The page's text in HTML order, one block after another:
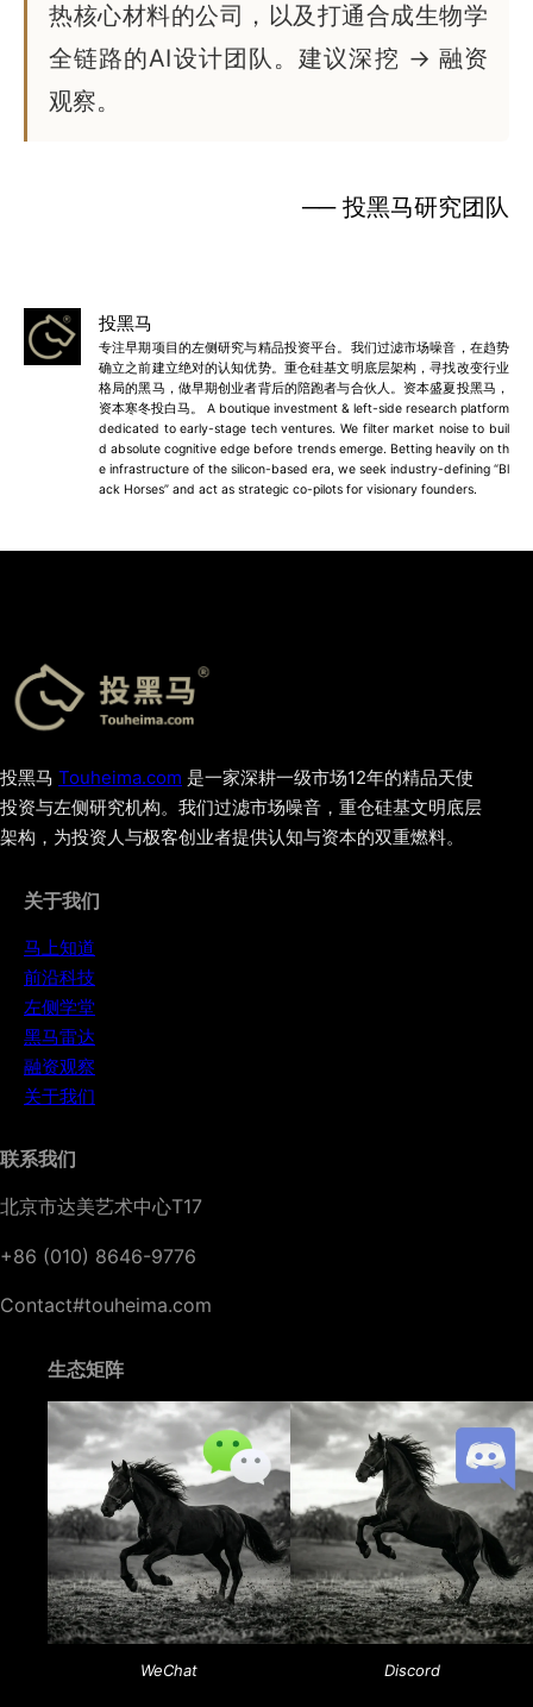
热核心材料的公司，以及打通合成生物学
全链路的AI设计团队。建议深挖 -> 融资
观察。
── 投黑马研究团队
投黑马
专注早期项目的左侧研究与精品投资平台。我们过滤市场噪音，在趋势
确立之前建立绝对的认知优势。重仓硅基文明底层架构，寻找改变行业
格局的黑马，做早期创业者背后的陪跑者与合伙人。资本盛夏投黑马，
资本寒冬投白马。 A boutique investment & left-side research platform
dedicated to early-stage tech ventures. We filter market noise to buil
d absolute cognitive edge before trends emerge. Betting heavily on th
e infrastructure of the silicon-based era, we seek industry-defining “Bl
ack Horses” and act as strategic co-pilots for visionary founders.
投黑马 Touheima.com 是一家深耕一级市场12年的精品天使
投资与左侧研究机构。我们过滤市场噪音，重仓硅基文明底层
架构，为投资人与极客创业者提供认知与资本的双重燃料。
关于我们
马上知道
前沿科技
左侧学堂
黑马雷达
融资观察
关于我们
联系我们
北京市达美艺术中心T17
+86 (010) 8646-9776
Contact#touheima.com
生态矩阵
WeChat Discord